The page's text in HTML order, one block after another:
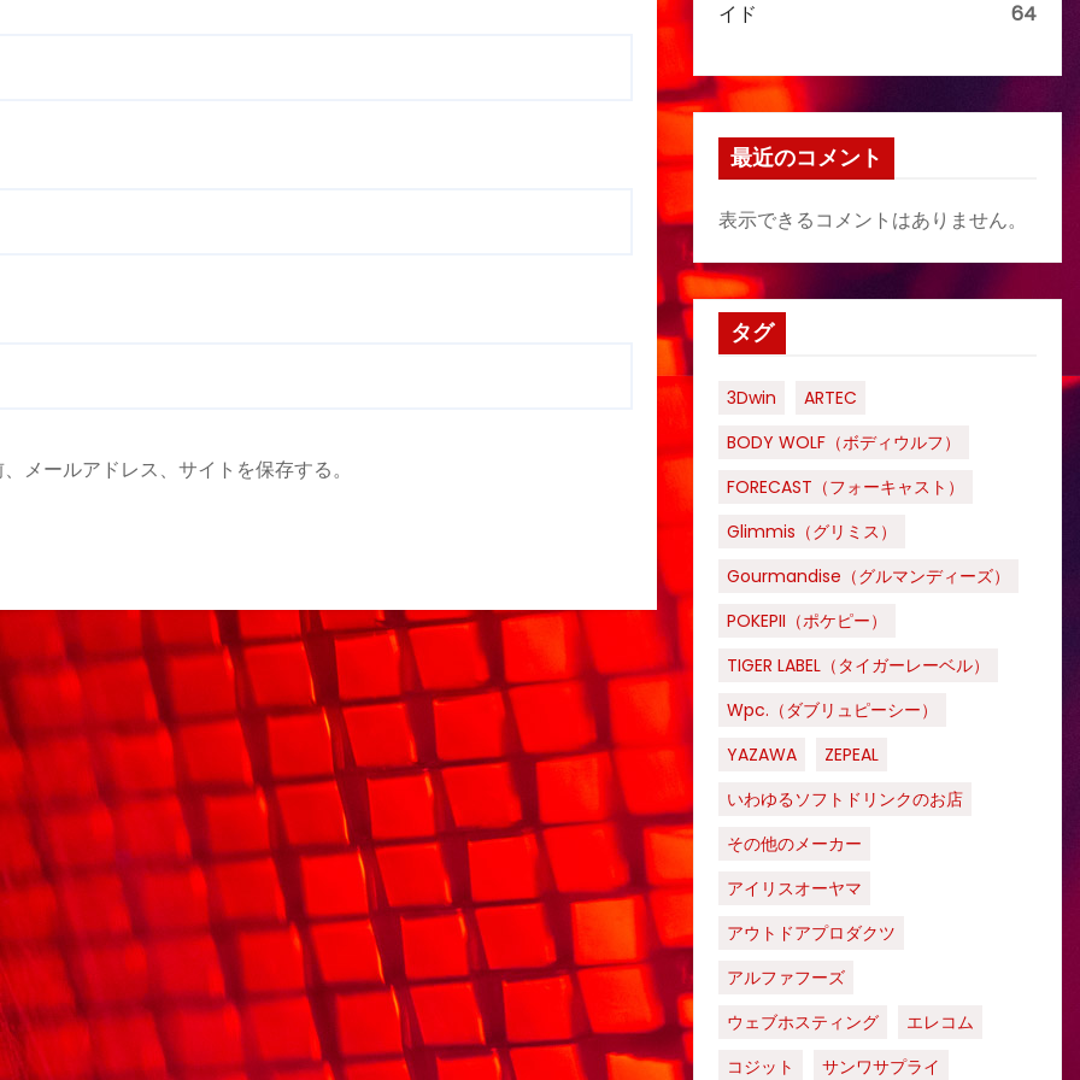
メールアドレス、サイトを保存する。
イド 64
最近のコメント
表示できるコメントはありません。
タグ
3Dwin
ARTEC
BODY WOLF（ボディウルフ）
FORECAST（フォーキャスト）
Glimmis（グリミス）
Gourmandise（グルマンディーズ）
POKEPII（ポケピー）
TIGER LABEL（タイガーレーベル）
Wpc.（ダブリュピーシー）
YAZAWA
ZEPEAL
いわゆるソフトドリンクのお店
その他のメーカー
アイリスオーヤマ
アウトドアプロダクツ
アルファフーズ
ウェブホスティング
エレコム
コジット
サンワサプライ